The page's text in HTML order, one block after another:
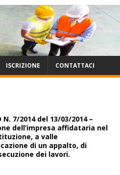
ISCRIZIONE CONTATTACI
N. 7/2014 del 13/03/2014 –
dell’impresa affidataria nel
a valle
di un appalto, di
dei lavori.